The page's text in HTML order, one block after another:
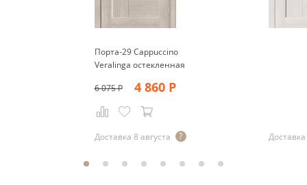
Порта-29 Cappuccino
Veralinga остекленная
6 075Р 4 860Р
Доставка 8 августа Доставка